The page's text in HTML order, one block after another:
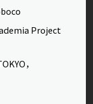
Project
，